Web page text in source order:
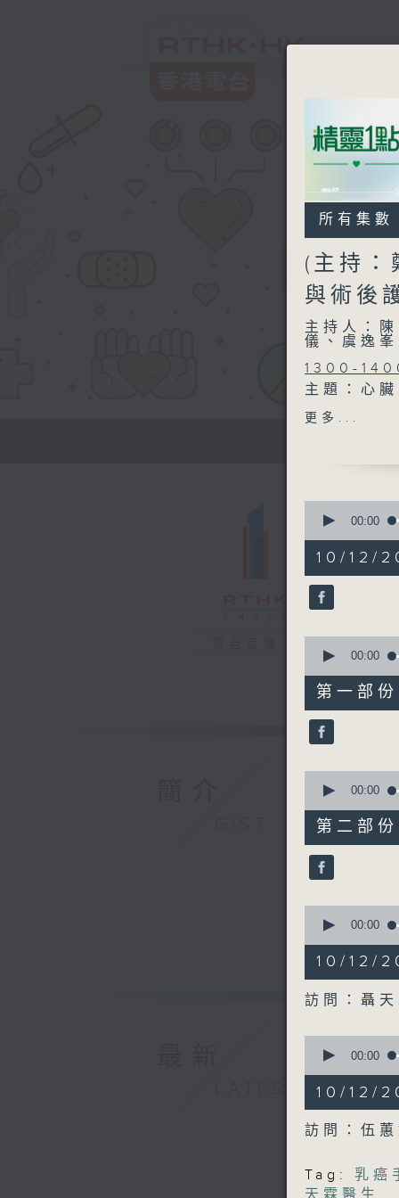
所有集數
(主持
與術後
主持人：
儀、虞逸
1300-
主題：心
嘉賓：聶
嘉賓：伍
更多...
seconds
hour,
41
minutes,
5
90%
00:00
10/12/
seconds
50
minutes,
40
seconds
90%
00:00
第一部
seconds
50
minutes,
34
seconds
90%
00:00
第二部
seconds
50
minutes,
36
seconds
90%
00:00
10/12/
訪問：聶
seconds
50
minutes,
29
seconds
90%
00:00
10/12/
訪問：伍
Tag:
乳癌